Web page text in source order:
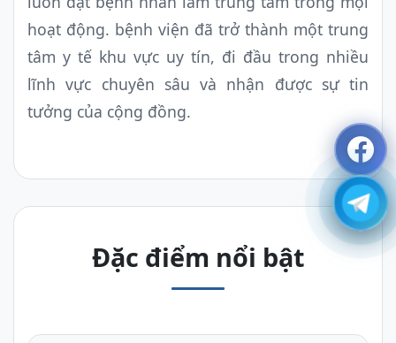
hoạt động. bệnh viện đã trở thành một trung
tâm y tế khu vực uy tín, đi đầu trong nhiều
lĩnh vực chuyên sâu và nhận được sự tin
tưởng của cộng đồng.
Đặc điểm nổi bật